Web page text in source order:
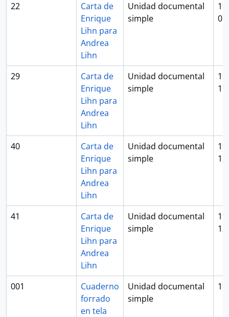
22
Carta de
Enrique
Lihn para
Andrea
Lihn
Unidad documental
simple
29
Carta de
Enrique
Lihn para
Andrea
Lihn
Unidad documental
simple
40
Carta de
Enrique
Lihn para
Andrea
Lihn
Unidad documental
simple
41
Carta de
Enrique
Lihn para
Andrea
Lihn
Unidad documental
simple
001
Cuaderno
forrado
en tela
Unidad documental
simple